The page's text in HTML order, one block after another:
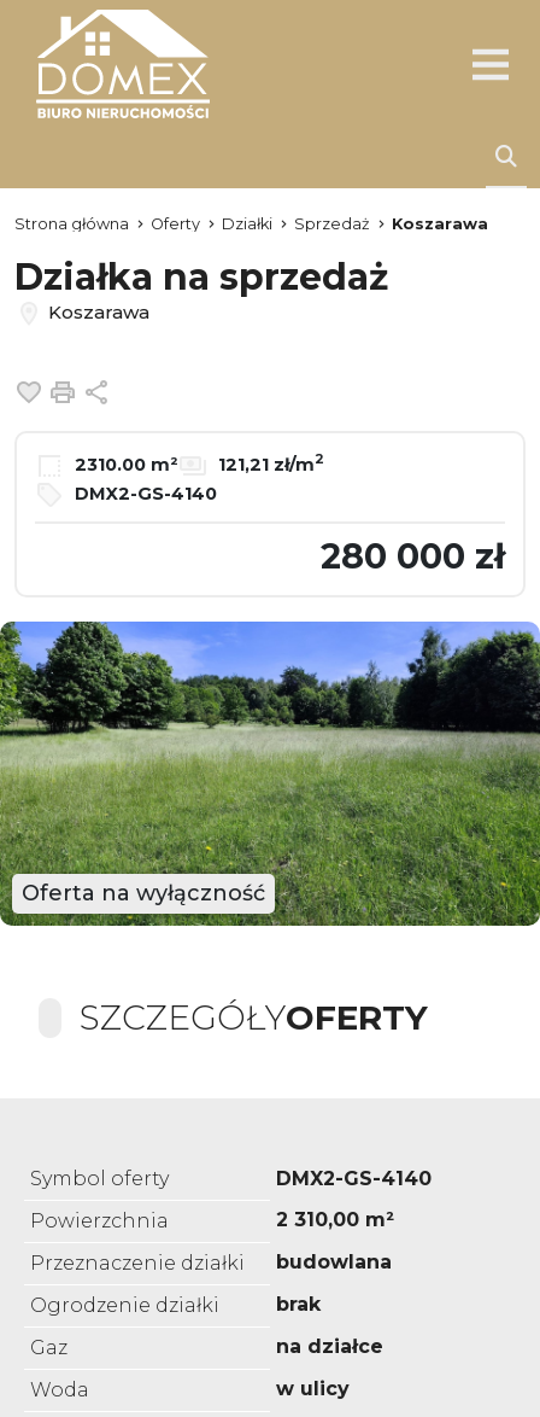
Strona główna Oferty Działki Sprzedaż Koszarawa
Działka na sprzedaż
Koszarawa
Dodaj do ulubionych
Drukuj
2310.00 m² 121,21 zł/m2
DMX2-GS-4140
280 000 zł
Oferta na wyłączność
SZCZEGÓŁYOFERTY
Symbol oferty
DMX2-GS-4140
Powierzchnia
2 310,00 m²
Przeznaczenie działki
budowlana
Ogrodzenie działki
brak
Gaz
na działce
Woda
w ulicy